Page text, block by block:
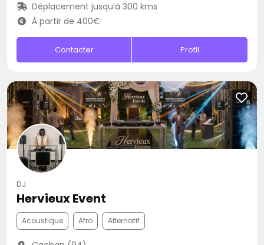
Déplacement jusqu’à 300 kms
À partir de 400€
Contacter Profil
DJ
Hervieux Event
Acoustique Afro Alternatif